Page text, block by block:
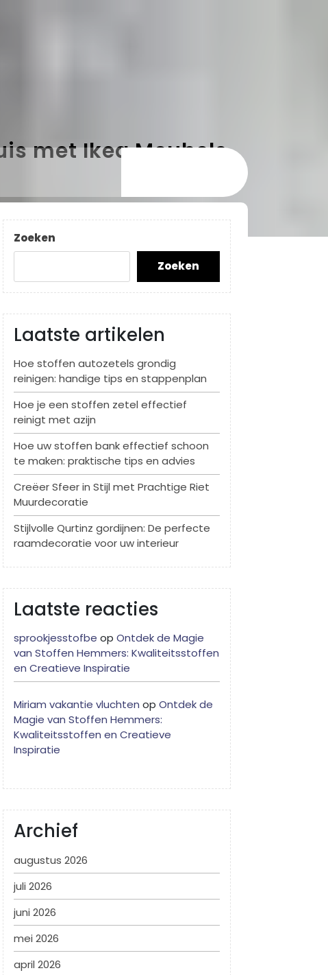
met Ikea Meubels
Zoeken
Zoeken
Laatste artikelen
Hoe stoffen autozetels grondig
reinigen: handige tips en stappenplan
Hoe je een stoffen zetel effectief
reinigt met azijn
Hoe uw stoffen bank effectief schoon
te maken: praktische tips en advies
Creëer Sfeer in Stijl met Prachtige Riet
Muurdecoratie
Stijlvolle Qurtinz gordijnen: De perfecte
raamdecoratie voor uw interieur
Laatste reacties
sprookjesstofbe op Ontdek de Magie
van Stoffen Hemmers: Kwaliteitsstoffen
en Creatieve Inspiratie
Miriam vakantie vluchten op Ontdek de
Magie van Stoffen Hemmers:
Kwaliteitsstoffen en Creatieve
Inspiratie
Archief
augustus 2026
juli 2026
juni 2026
mei 2026
april 2026